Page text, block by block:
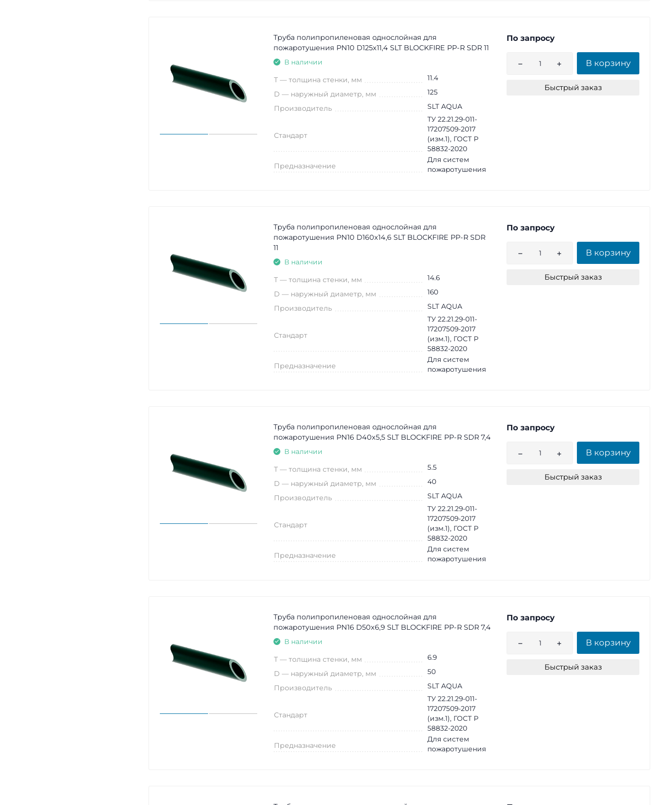
Труба полипропиленовая однослойная для
пожаротушения PN10 D125х11,4 SLT BLOCKFIRE PP-R SDR 11
В наличии
T — толщина стенки, мм 11.4
D — наружный диаметр, мм 125
Производитель SLT AQUA
Стандарт
ТУ 22.21.29-011-
17207509-2017
(изм.1), ГОСТ Р
58832-2020
Предназначение
Для систем
пожаротушения
По запросу
В корзину
Быстрый заказ
Труба полипропиленовая однослойная для
пожаротушения PN10 D160х14,6 SLT BLOCKFIRE PP-R SDR
11
В наличии
T — толщина стенки, мм 14.6
D — наружный диаметр, мм 160
Производитель SLT AQUA
Стандарт
ТУ 22.21.29-011-
17207509-2017
(изм.1), ГОСТ Р
58832-2020
Предназначение
Для систем
пожаротушения
По запросу
В корзину
Быстрый заказ
Труба полипропиленовая однослойная для
пожаротушения PN16 D40х5,5 SLT BLOCKFIRE PP-R SDR 7,4
В наличии
T — толщина стенки, мм 5.5
D — наружный диаметр, мм 40
Производитель SLT AQUA
Стандарт
ТУ 22.21.29-011-
17207509-2017
(изм.1), ГОСТ Р
58832-2020
Предназначение
Для систем
пожаротушения
По запросу
В корзину
Быстрый заказ
Труба полипропиленовая однослойная для
пожаротушения PN16 D50х6,9 SLT BLOCKFIRE PP-R SDR 7,4
В наличии
T — толщина стенки, мм 6.9
D — наружный диаметр, мм 50
Производитель SLT AQUA
Стандарт
ТУ 22.21.29-011-
17207509-2017
(изм.1), ГОСТ Р
58832-2020
Предназначение
Для систем
пожаротушения
По запросу
В корзину
Быстрый заказ